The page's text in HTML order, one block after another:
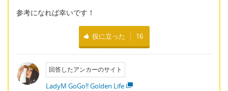
参考になれば幸いです！
役に立った 16
回答したアンカーのサイト
LadyM GoGo!! Golden Life